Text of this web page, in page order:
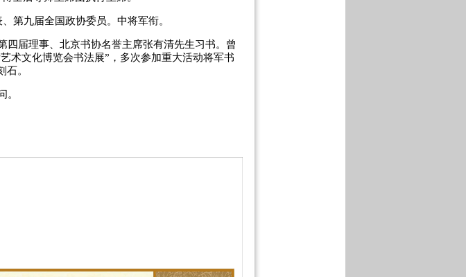
第九届全国政协委员。中将军衔。
届理事、北京书协名誉主席张有清先生习书。曾
术文化博览会书法展”，多次参加重大活动将军书
。
。